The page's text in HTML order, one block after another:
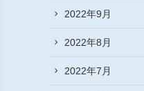
2022年9月
2022年8月
2022年7月